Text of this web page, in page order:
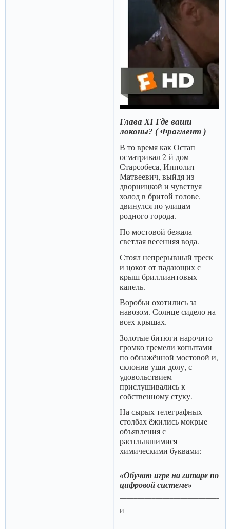
Глава XI Где ваши
локоны? ( Фрагмент )
В то время как Остап
осматривал 2-й дом
Старсобеса, Ипполит
Матвеевич, выйдя из
дворницкой и чувствуя
холод в бритой голове,
двинулся по улицам
родного города.
По мостовой бежала
светлая весенняя вода.
Стоял непрерывный треск
и цокот от падающих с
крыш бриллиантовых
капель.
Воробьи охотились за
навозом. Солнце сидело на
всех крышах.
Золотые битюги нарочито
громко гремели копытами
по обнажённой мостовой и,
склонив уши долу, с
удовольствием
прислушивались к
собственному стуку.
На сырых телеграфных
столбах ёжились мокрые
объявления с
расплывшимися
химическими буквами:
«Обучаю игре на гитаре по
цифровой системе»
и